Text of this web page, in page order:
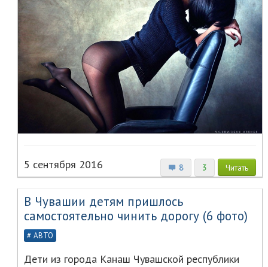
8 3 Читать
5 сентября 2016
В Чувашии детям пришлось
самостоятельно чинить дорогу (6 фото)
АВТО
Дети из города Канаш Чувашской республики